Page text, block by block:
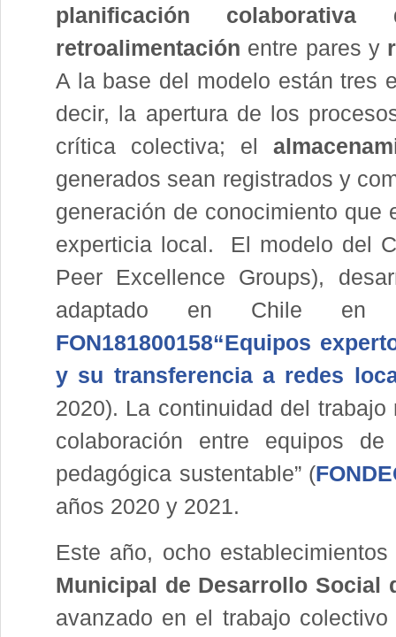
planificación colaborativa
retroalimentación entre pares y
A la base del modelo están tres
decir, la apertura de los
crítica colectiva; el
generados sean registrados y
generación de conocimiento que
experticia local. El modelo del
Peer Excellence Groups),
adaptado en Chile
FON181800158“Equipos
y su transferencia a redes
2020). La continuidad del
colaboración entre equipos
pedagógica sustentable” (
años 2020 y 2021.
Este año, ocho
Municipal de Desarrollo Social
avanzado en el trabajo